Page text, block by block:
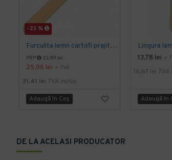
-23 %
Furculita lemn cartofi prajiti, cocktail 8.5 cm, 1000 buc/set
PRP 33,89 lei
25,96 lei + TVA
31,41 lei TVA inclus
Adaugă în Coş
13,78 lei +
16,67 lei TVA
Adaugă în
DE LA ACELASI PRODUCATOR